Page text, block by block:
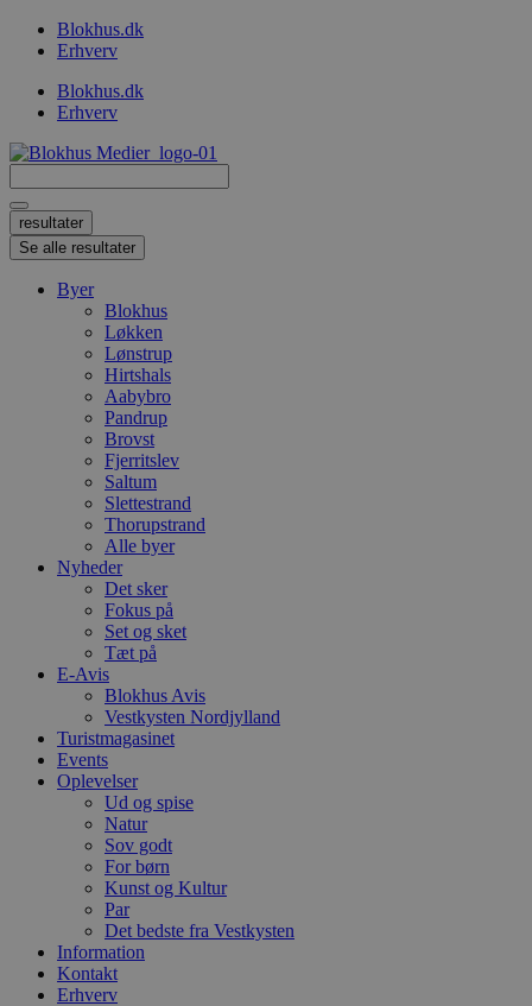
VidereBlokhus.dk
Erhverv
Blokhus.dk
Erhverv
...
resultater
Se alle resultater
Byer
Blokhus
Løkken
Lønstrup
Hirtshals
Aabybro
Pandrup
Brovst
Fjerritslev
Saltum
Slettestrand
Thorupstrand
Alle byer
Nyheder
Det sker
Fokus på
Set og sket
Tæt på
E-Avis
Blokhus Avis
Vestkysten Nordjylland
Turistmagasinet
Events
Oplevelser
Ud og spise
Natur
Sov godt
For børn
Kunst og Kultur
Par
Det bedste fra Vestkysten
Information
Kontakt
Erhverv